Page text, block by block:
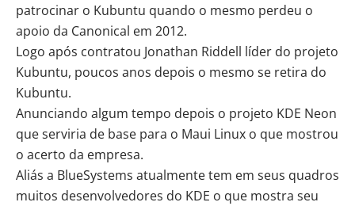
patrocinar o Kubuntu quando o mesmo perdeu o
apoio da Canonical em 2012.
Logo após contratou Jonathan Riddell líder do projeto
Kubuntu, poucos anos depois o mesmo se retira do
Kubuntu.
Anunciando algum tempo depois o projeto KDE Neon
que serviria de base para o Maui Linux o que mostrou
o acerto da empresa.
Aliás a BlueSystems atualmente tem em seus quadros
muitos desenvolvedores do KDE o que mostra seu